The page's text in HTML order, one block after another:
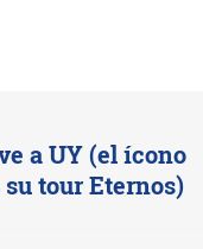
a UY (el ícono
tour Eternos)